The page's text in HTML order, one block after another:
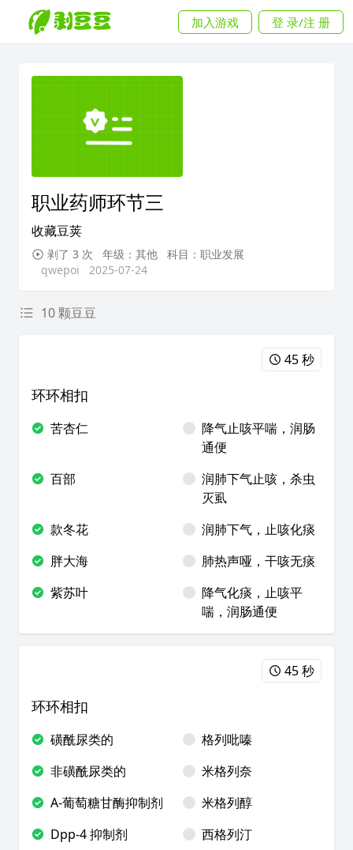
加入游戏 登 录/注 册
职业药师环节三
收藏豆荚
剥了 3 次 年级：其他
科目：职业发展
qwepoi
2025-07-24
10 颗豆豆
45 秒
环环相扣
苦杏仁
降气止咳平喘，润肠
通便
百部
润肺下气止咳，杀虫
灭虱
款冬花
润肺下气，止咳化痰
胖大海
肺热声哑，干咳无痰
紫苏叶
降气化痰，止咳平
喘，润肠通便
45 秒
环环相扣
磺酰尿类的
格列吡嗪
非磺酰尿类的
米格列奈
A-葡萄糖甘酶抑制剂
米格列醇
Dpp-4 抑制剂
西格列汀